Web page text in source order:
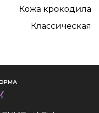
Кожа крокодила
Классическая